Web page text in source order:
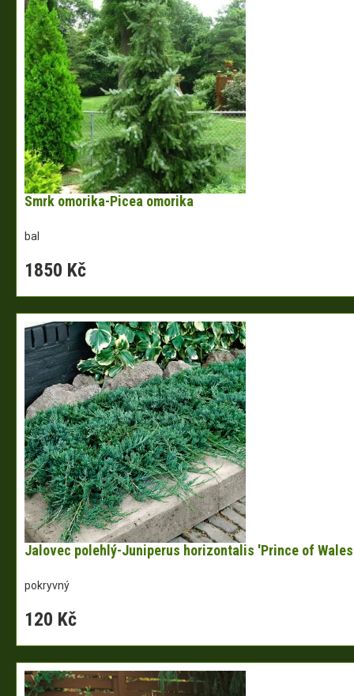
Smrk omorika-Picea omorika
bal
1850 Kč
Jalovec polehlý-Juniperus horizontalis 'Prince of
pokryvný
120 Kč